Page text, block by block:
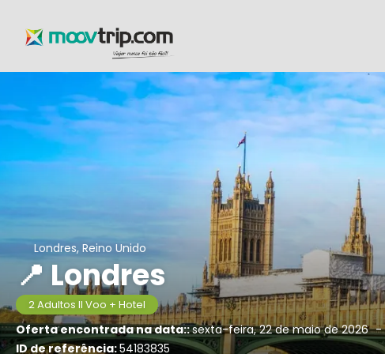
Londres, Reino Unido
📍 Londres
2 Adultos II Voo + Hotel
Oferta encontrada na data::sexta-feira, 22 de maio de 2026 -
ID de referência:54183835